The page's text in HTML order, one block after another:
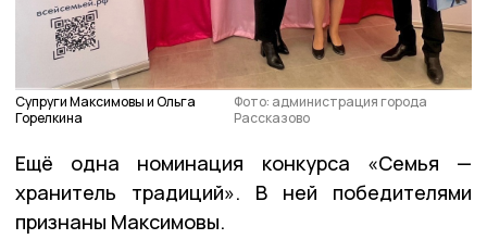
Супруги Максимовы и Ольга
Горелкина
Фото: администрация города
Рассказово
Ещё одна номинация конкурса «Семья —
хранитель традиций». В ней победителями
признаны Максимовы.